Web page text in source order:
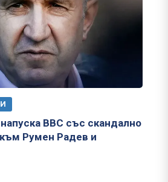
ВВС със скандално
Румен Радев и